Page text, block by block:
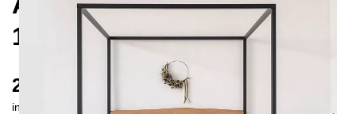
160X200
2350 €
inkl. MwSt. inkl. Versandkosten (DE)